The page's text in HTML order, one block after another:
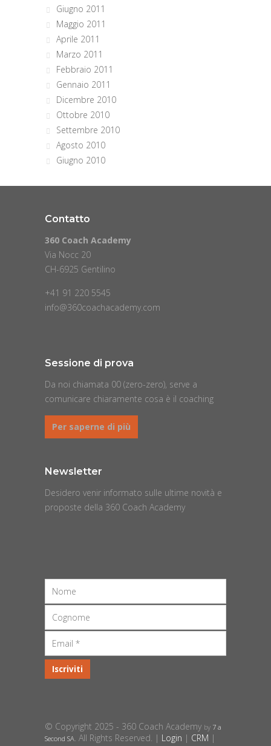
Giugno 2011
Maggio 2011
Aprile 2011
Marzo 2011
Febbraio 2011
Gennaio 2011
Dicembre 2010
Ottobre 2010
Settembre 2010
Agosto 2010
Giugno 2010
Contatto
360 Coach Academy
Via Nocc 20
CH-6925 Gentilino
+41 91 220 5545
info@360coachacademy.com
Sessione di prova
Da noi chiamata 00 (zero-zero), serve a
comunicare chiaramente cosa è il coaching
Per saperne di più
Newsletter
Desidero venir informato sulle ultime novità e
proposte della 360 Coach Academy
© Copyright 2025 - 360 Coach Academy by 7 a
Second SA. All Rights Reserved. | Login | CRM |